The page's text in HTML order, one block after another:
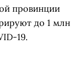
провинции
до 1 млн
19.